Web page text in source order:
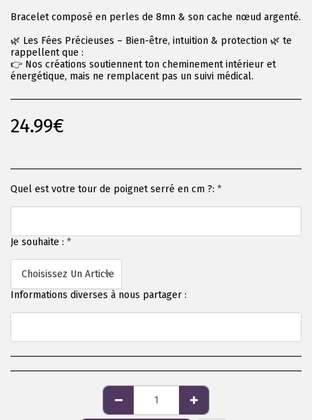
Bracelet composé en perles de 8mn & son cache nœud argenté.
🌿 Les Fées Précieuses – Bien-être, intuition & protection 🌿 te
rappellent que :
👉 Nos créations soutiennent ton cheminement intérieur et
énergétique, mais ne remplacent pas un suivi médical.
24.99€
Quel est votre tour de poignet serré en cm ?: *
Je souhaite : *
Choisissez Un Article
Informations diverses à nous partager :